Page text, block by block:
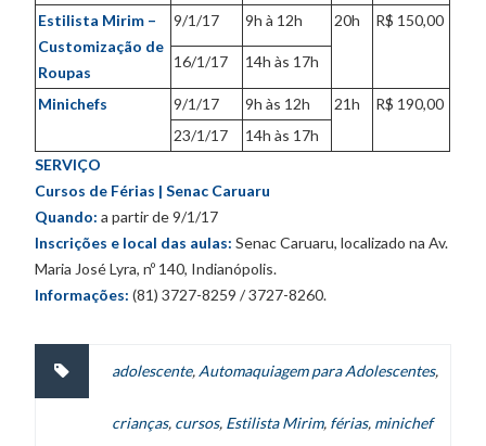
Estilista Mirim –
Customização de
Roupas
9/1/17 9h à 12h 20h R$ 150,00
16/1/17 14h às 17h
Minichefs 9/1/17 9h às 12h 21h
R$ 190,00
23/1/17
14h às 17h
SERVIÇO
Cursos de Férias | Senac Caruaru
Quando:a partir de 9/1/17
Inscrições e local das aulas:Senac Caruaru, localizado na Av.
Maria José Lyra, nº 140, Indianópolis.
Informações: (81) 3727-8259 / 3727-8260.
adolescente,Automaquiagem para Adolescentes,
crianças, cursos, Estilista Mirim, férias, minichef